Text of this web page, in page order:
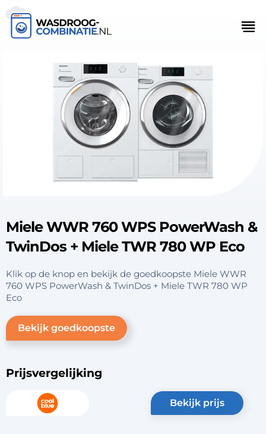
Miele WWR 760 WPS PowerWash &
TwinDos + Miele TWR 780 WP Eco
Klik op de knop en bekijk de goedkoopste Miele WWR
760 WPS PowerWash & TwinDos + Miele TWR 780 WP
Eco
Bekijk goedkoopste
Prijsvergelijking
bekijk prijs